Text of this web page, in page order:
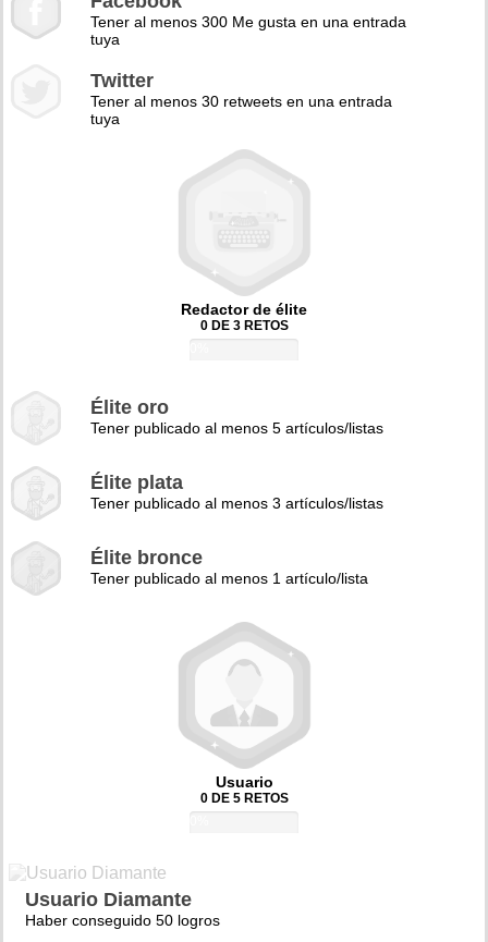
Tener al menos 300 Me gusta en una entrada
tuya
Twitter
Tener al menos 30 retweets en una entrada
tuya
Redactor de élite
0 DE 3 RETOS
Élite oro
Tener publicado al menos 5 artículos/listas
Élite plata
Tener publicado al menos 3 artículos/listas
Élite bronce
Tener publicado al menos 1 artículo/lista
Usuario
0 DE 5 RETOS
Usuario Diamante
Haber conseguido 50 logros